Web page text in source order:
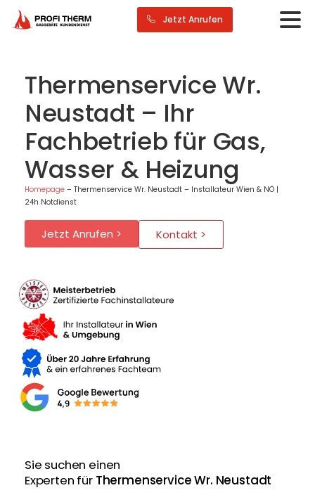
Jetzt Anrufen
Thermenservice Wr.
Neustadt – Ihr
Fachbetrieb für Gas,
Wasser & Heizung
Homepage – Thermenservice Wr. Neustadt – Installateur Wien & NÖ |
24h Notdienst
Jetzt Anrufen > Kontakt >
Sie suchen einen
Experten für Thermenservice Wr. Neustadt